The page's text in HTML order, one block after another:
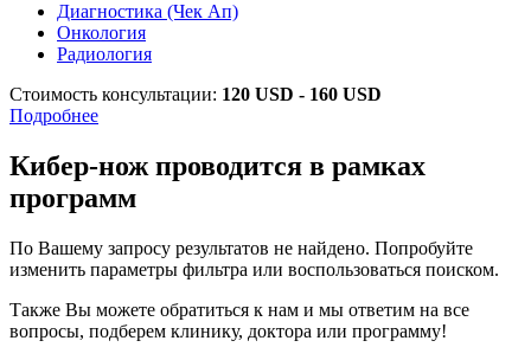
Диагностика (Чек Ап)
Онкология
Радиология
Стоимость консультации: 120 USD - 160 USD
Подробнее
Кибер-нож проводится в рамках
программ
По Вашему запросу результатов не найдено. Попробуйте
изменить параметры фильтра или воспользоваться поиском.
Также Вы можете обратиться к нам и мы ответим на все
вопросы, подберем клинику, доктора или программу!